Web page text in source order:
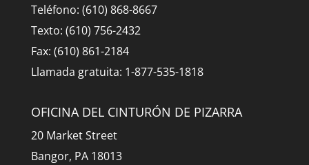
Teléfono: (610) 868-8667
Texto: (610) 756-2432
Fax: (610) 861-2184
Llamada gratuita: 1-877-535-1818
OFICINA DEL CINTURÓN DE PIZARRA
20 Market Street
Bangor, PA 18013